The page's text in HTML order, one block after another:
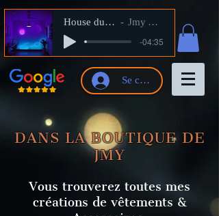
House du Shop Jmy Artiste
-04:35
Se connecter
DANS LA BOUTIQUE DE
JMY
Vous trouverez toutes mes
créations de vêtements &